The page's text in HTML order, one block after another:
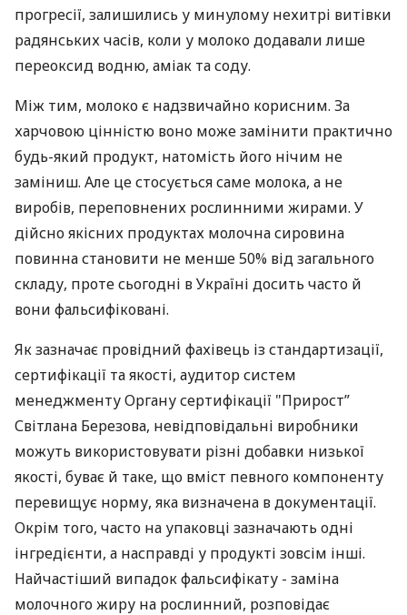
прогресії, залишились у минулому нехитрі витівки
радянських часів, коли у молоко додавали лише
переоксид водню, аміак та соду.
Між тим, молоко є надзвичайно корисним. За
харчовою цінністю воно може замінити практично
будь-який продукт, натомість його нічим не
заміниш. Але це стосується саме молока, а не
виробів, переповнених рослинними жирами. У
дійсно якісних продуктах молочна сировина
повинна становити не менше 50% від загального
складу, проте сьогодні в Україні досить часто й
вони фальсифіковані.
Як зазначає провідний фахівець із стандартизації,
сертифікації та якості, аудитор систем
менеджменту Органу сертифікації "Прирост”
Світлана Березова, невідповідальні виробники
можуть використовувати різні добавки низької
якості, буває й таке, що вміст певного компоненту
перевищує норму, яка визначена в документації.
Окрім того, часто на упаковці зазначають одні
інгредієнти, а насправді у продукті зовсім інші.
Найчастіший випадок фальсифікату - заміна
молочного жиру на рослинний, розповідає